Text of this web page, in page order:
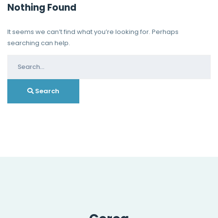
Nothing Found
It seems we can’t find what you’re looking for. Perhaps
searching can help.
for:
Search